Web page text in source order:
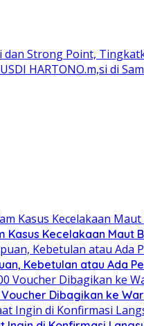
dan Strong Point,
HARTONO.m,si di
Kecelakaan Maut
Kebetulan atau Ada
Dibagikan ke